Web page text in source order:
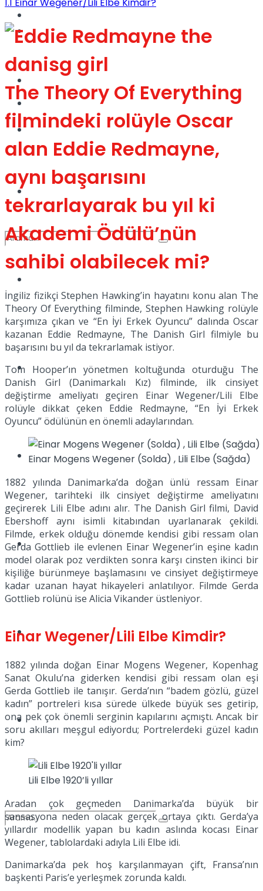
Kadınca
Müzik
Sinema
Tatil
Spor
Podcast
Tatil
Podcast
No Result
View All Result
The Theory Of Everything
filmindeki rolüyle Oscar
alan Eddie Redmayne,
aynı başarısını
tekrarlayarak bu yıl ki
Akademi Ödülü’nün
sahibi olabilecek mi?
İngiliz fizikçi Stephen Hawking’in hayatını konu alan The
Theory Of Everything filminde, Stephen Hawking rolüyle
karşımıza çıkan ve “En İyi Erkek Oyuncu” dalında Oscar
kazanan Eddie Redmayne, The Danish Girl filmiyle bu
başarısını bu yıl da tekrarlamak istiyor.
Tom Hooper’ın yönetmen koltuğunda oturduğu The
Danish Girl (Danimarkalı Kız) filminde, ilk cinsiyet
değiştirme ameliyatı geçiren Einar Wegener/Lili Elbe
rolüyle dikkat çeken Eddie Redmayne, “En İyi Erkek
Oyuncu” ödülünün en önemli adaylarından.
Einar Mogens Wegener (Solda) , Lili Elbe (Sağda)
1882 yılında Danimarka’da doğan ünlü ressam Einar
Wegener, tarihteki ilk cinsiyet değiştirme ameliyatını
geçirerek Lili Elbe adını alır. The Danish Girl filmi, David
Ebershoff aynı isimli kitabından uyarlanarak çekildi.
Filmde, erkek olduğu dönemde kendisi gibi ressam olan
Gerda Gottlieb ile evlenen Einar Wegener’in eşine kadın
model olarak poz verdikten sonra karşı cinsten ikinci bir
kişiliğe bürünmeye başlamasını ve cinsiyet değiştirmeye
kadar uzanan hayat hikayeleri anlatılıyor. Filmde Gerda
Gottlieb rolünü ise Alicia Vikander üstleniyor.
Einar Wegener/Lili Elbe Kimdir?
1882 yılında doğan Einar Mogens Wegener, Kopenhag
Sanat Okulu’na giderken kendisi gibi ressam olan eşi
Gerda Gottlieb ile tanışır. Gerda’nın “badem gözlü, güzel
kadın” portreleri kısa sürede ülkede büyük ses getirip,
ona pek çok önemli serginin kapılarını açmıştı. Ancak bir
soru akılları meşgul ediyordu; Portrelerdeki güzel kadın
kim?
Lili Elbe 1920’li yıllar
Aradan çok geçmeden Danimarka’da büyük bir
sansasyona neden olacak gerçek ortaya çıktı. Gerda’ya
yıllardır modellik yapan bu kadın aslında kocası Einar
Wegener, tablolardaki adıyla Lili Elbe idi.
Danimarka’da pek hoş karşılanmayan çift, Fransa’nın
başkenti Paris’e yerleşmek zorunda kaldı.